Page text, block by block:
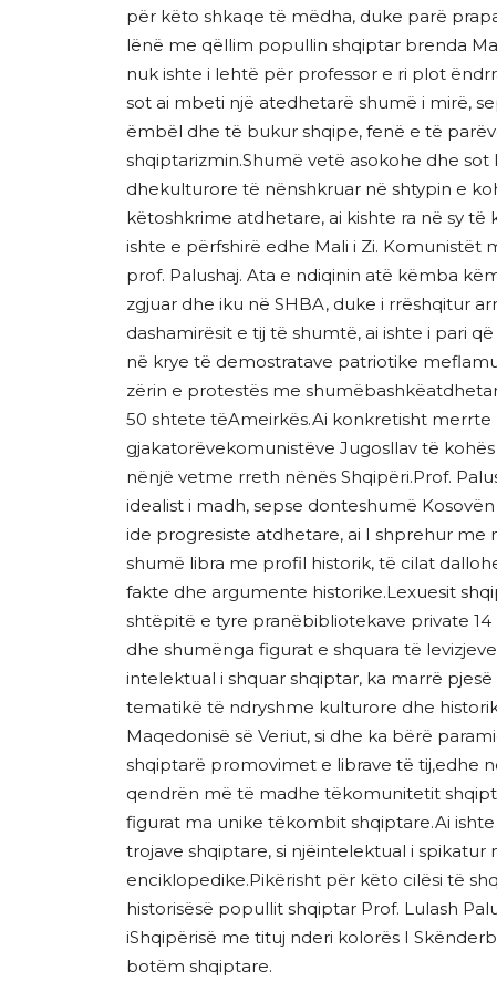
për këto shkaqe të mëdha, duke parë
lënë me qëllim popullin shqiptar brenda
nuk ishte i lehtë për professor e ri plot
sot ai mbeti një atedhetarë shumë i mirë,
ëmbël dhe të bukur shqipe, fenë e të
shqiptarizmin.Shumë vetë asokohe dhe
dhekulturore të nënshkruar në shtypin e
këtoshkrime atdhetare, ai kishte ra në sy të
ishte e përfshirë edhe Mali i Zi. Komunistët
prof. Palushaj. Ata e ndiqinin atë këmba
zgjuar dhe iku në SHBA, duke i rrëshqitur
dashamirësit e tij të shumtë, ai ishte i pari
në krye të demostratave patriotike
zërin e protestës me
50 shtete tëAmeirkës.Ai konkretisht
gjakatorëvekomunistëve Jugosllav të
nënjë vetme rreth nënës Shqipëri.Prof.
idealist i madh, sepse donteshumë
ide progresiste atdhetare, ai I shprehur
shumë libra me profil historik, të cilat
fakte dhe argumente historike.Lexuesit
shtëpitë e tyre pranëbibliotekave private
dhe shumënga figurat e shquara të
intelektual i shquar shqiptar, ka marrë
tematikë të ndryshme kulturore dhe
Maqedonisë së Veriut, si dhe ka bërë
shqiptarë promovimet e librave të tij,edhe
qendrën më të madhe tëkomunitetit
figurat ma unike tëkombit shqiptare.Ai
trojave shqiptare, si njëintelektual i
enciklopedike.Pikërisht për këto cilësi të
historisësë popullit shqiptar Prof. Lulash
iShqipërisë me tituj nderi kolorës I
botëm shqiptare.